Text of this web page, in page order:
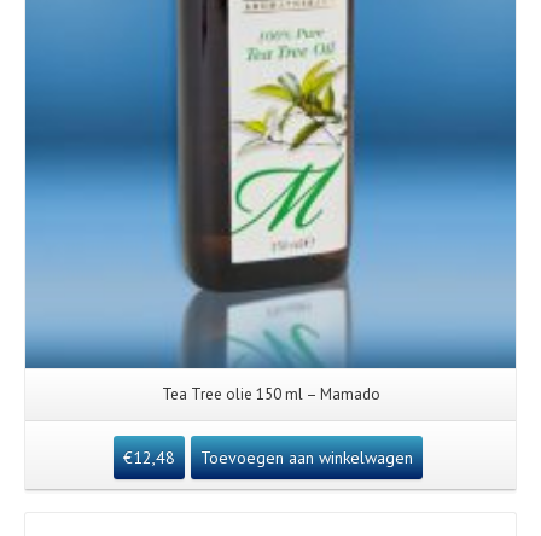
Tea Tree olie 150 ml – Mamado
€12,48 Toevoegen aan winkelwagen